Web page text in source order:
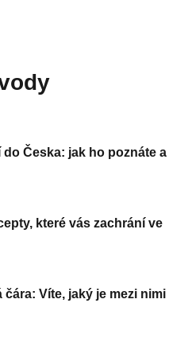
Česka: jak ho poznáte a
které vás zachrání ve
Víte, jaký je mezi nimi